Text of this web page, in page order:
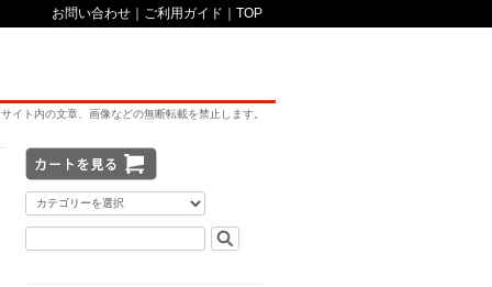
お問い合わせ ご利用ガイド TOP
サイト内の文章、画像などの無断転載を禁止します。